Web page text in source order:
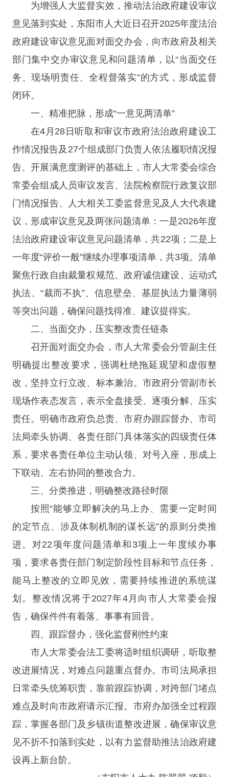
为增强人大监督实效，推动法治政府建设审议
意见落到实处，东阳市人大近日召开2025年度法治
政府建设审议意见面对面交办会，向市政府及相关
部门集中交办审议意见和问题清单，以“当面交任
务、现场明责任、全程督落实”的方式，形成监督
闭环。
一、精准把脉，形成“一意见两清单”
在4月28日听取和审议市政府法治政府建设工
作情况报告及27个组成部门负责人依法履职情况报
告、开展满意度测评的基础上，市人大常委会综合
常委会组成人员审议发言、法院检察院行政复议部
门情况报告、人大相关工委监督意见及人大代表建
议，形成审议意见及两张问题清单：一是2026年度
法治政府建设审议意见问题清单，共22项；二是上
一年度“评价一般”继续办理事项清单，共3项。清单
聚焦行政自由裁量权规范、政府诚信建设、运动式
执法、“裁而不执”、信息壁垒、基层执法力量薄弱
等突出问题，确保问题找得准、建议提得实。
二、当面交办，压实整改责任链条
召开面对面交办会，市人大常委会分管副主任
明确提出整改要求，强调杜绝拖延观望和虚假整
改，坚持立行立改、标本兼治。市政府分管副市长
现场作表态发言，表示全盘接受、逐项分解、压实
责任。明确市政府负总责、市府办跟踪督办、市司
法局牵头协调、各责任部门具体落实的四级责任体
系，要求各责任单位主动认领、对号入座，形成上
下联动、左右协同的整改合力。
三、分类推进，明确整改路径时限
按照“能够立即解决的马上办、需要一定时间
的定节点、涉及体制机制的谋长远”的原则分类推
进。对22项年度问题清单和3项上一年度续办事
项，要求各责任部门制定阶段性目标和节点任务，
能马上整改的立即见效，需要持续推进的系统谋
划。整改情况将于2027年4月向市人大常委会报
告，确保件件有着落、事事有回音。
四、跟踪督办，强化监督刚性约束
市人大常委会法工委将适时组织调研，听取整
改进展情况，对难点问题重点督办。市司法局承担
日常牵头统筹职责，靠前跟踪协调，对跨部门堵点
难点及时向市政府请示汇报。市府办加强全过程跟
踪，掌握各部门及乡镇街道整改进展，确保审议意
见不折不扣落到实处，以有力监督助推法治政府建
设再上新台阶。